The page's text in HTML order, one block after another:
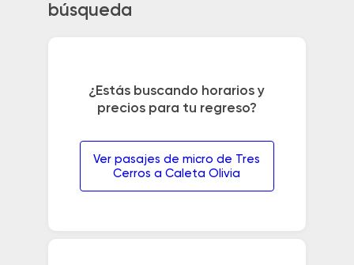
búsqueda
¿Estás buscando horarios y
precios para tu regreso?
Ver pasajes de micro de Tres
Cerros a Caleta Olivia